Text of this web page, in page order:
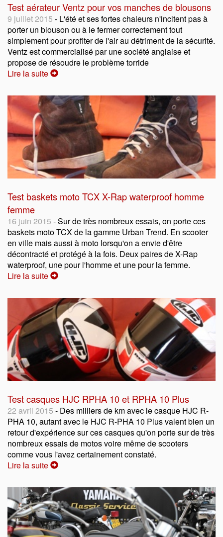
Test aérateur Ventz pour vos manches de blousons
9 juillet 2015 - L'été et ses fortes chaleurs n'incitent pas à
porter un blouson ou à le fermer correctement tout
simplement pour profiter de l'air au détriment de la sécurité.
Ventz est commercialisé par une société anglaise et
propose de résoudre le problème torride
Lire la suite
Test baskets moto TCX X-Rap waterproof homme
femme
16 juin 2015 - Sur de très nombreux essais, on porte ces
baskets moto TCX de la gamme Urban Trend. En scooter
en ville mais aussi à moto lorsqu'on a envie d'être
décontracté et protégé à la fois. Deux paires de X-Rap
waterproof, une pour l'homme et une pour la femme.
Lire la suite
Test casques HJC RPHA 10 et RPHA 10 Plus
22 avril 2015 - Des milliers de km avec le casque HJC R-
PHA 10, autant avec le HJC R-PHA 10 Plus valent bien un
retour d'expérience sur ces casques qu'on porte sur de très
nombreux essais de motos voire même de scooters
comme vous l'avez certainement constaté.
Lire la suite